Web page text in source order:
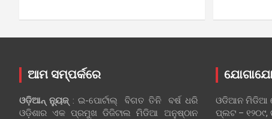
ଆମ ସମ୍ପର୍କରେ
ଓଡ଼ିଆନ୍‍ ନ୍ୟୁଜ୍‍: ଇ-ପୋର୍ଟାଲ୍ ବିଗତ ତିନି ବର୍ଷ ଧରି
ଓଡ଼ିଶାର ଏକ ପ୍ରମୁଖ ଡିଜିଟାଲ ମିଡିଆ ଅନୁଷ୍ଠାନ
ଓଡିଆନ ମିଡିଆ
ପ୍ଲଟ – ୧୨୦୯,